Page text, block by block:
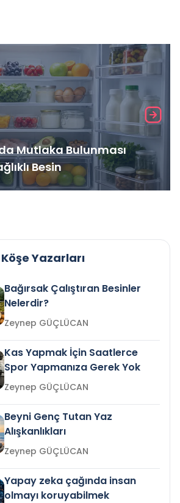
Mutlaka Bulunması
Besin
Köşe Yazarları
Bağırsak Çalıştıran Besinler
Nelerdir?
Zeynep GÜÇLÜCAN
Kas Yapmak İçin Saatlerce
Spor Yapmanıza Gerek Yok
Zeynep GÜÇLÜCAN
Beyni Genç Tutan Yaz
Alışkanlıkları
Zeynep GÜÇLÜCAN
Yapay zeka çağında insan
olmayı koruyabilmek